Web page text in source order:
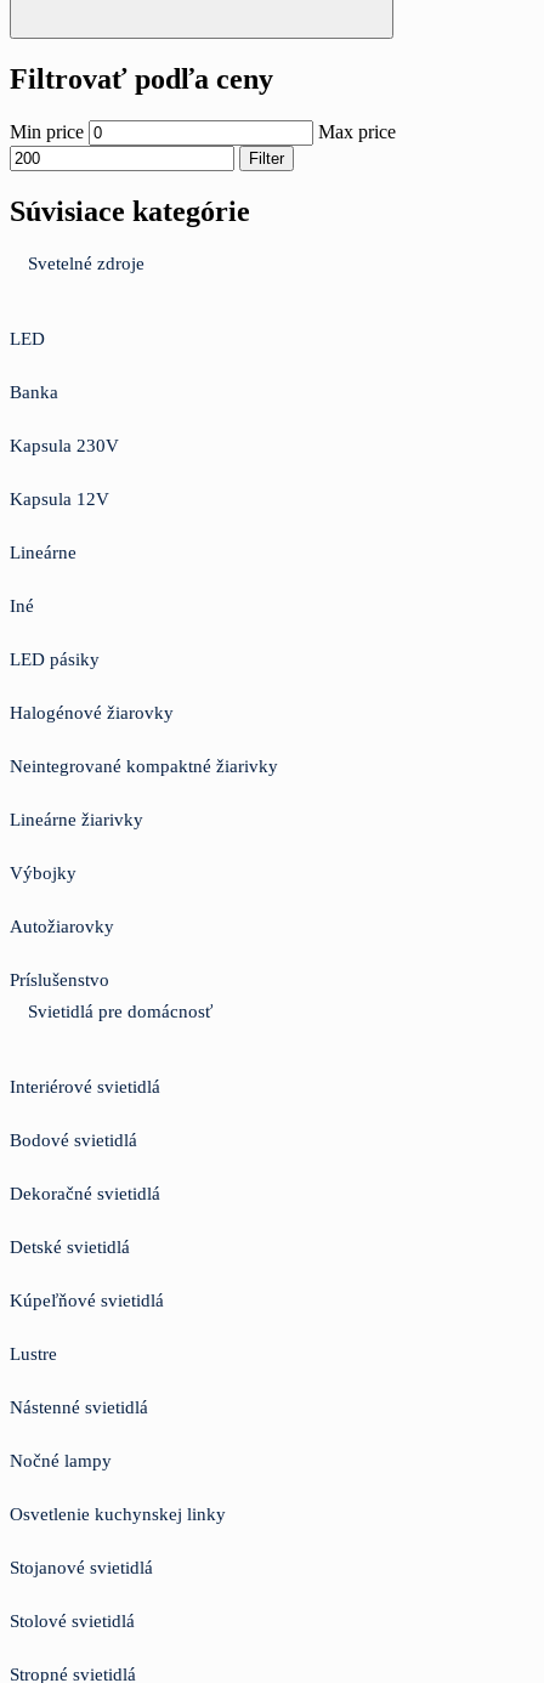
Filtrovať podľa ceny
Min price Max price
Filter
Súvisiace kategórie
Svetelné zdroje
LED
Banka
Kapsula 230V
Kapsula 12V
Lineárne
Iné
LED pásiky
Halogénové žiarovky
Neintegrované kompaktné žiarivky
Lineárne žiarivky
Výbojky
Autožiarovky
Príslušenstvo
Svietidlá pre domácnosť
Interiérové svietidlá
Bodové svietidlá
Dekoračné svietidlá
Detské svietidlá
Kúpeľňové svietidlá
Lustre
Nástenné svietidlá
Nočné lampy
Osvetlenie kuchynskej linky
Stojanové svietidlá
Stolové svietidlá
Stropné svietidlá